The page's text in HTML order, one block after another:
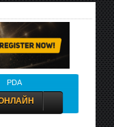
PDA